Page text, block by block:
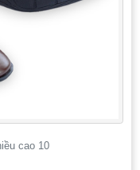
cao 10